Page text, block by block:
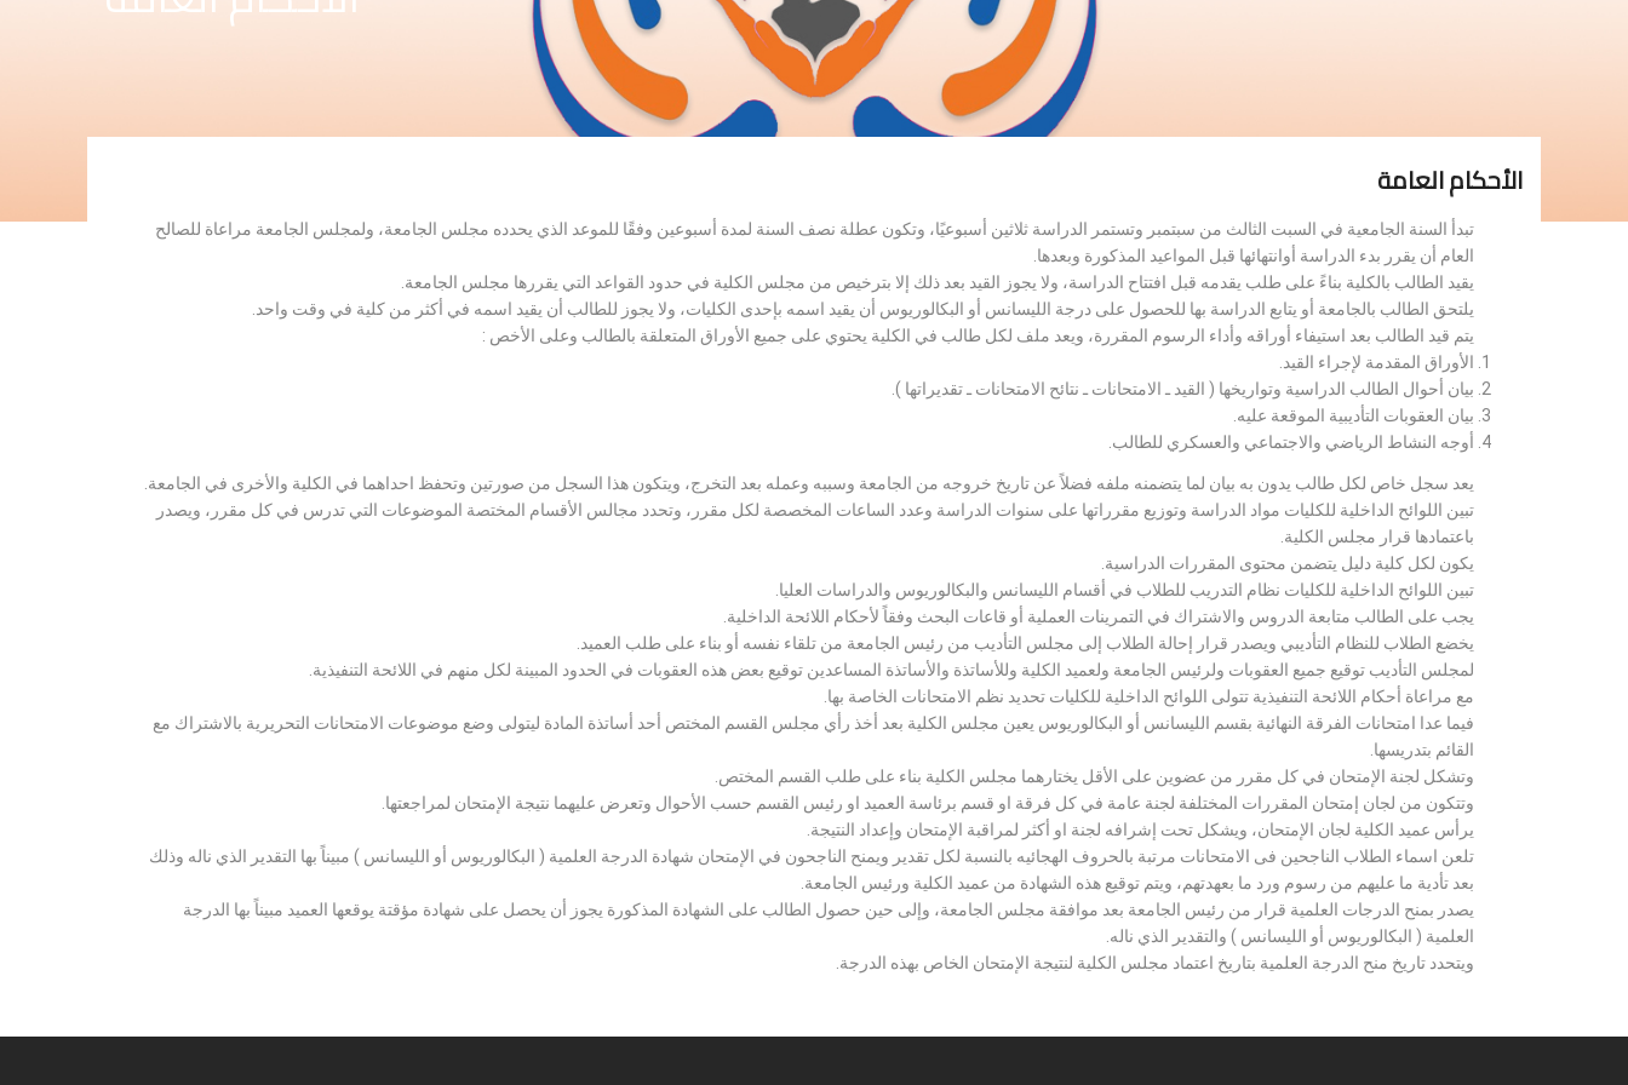
الأحكام العامة
تبدأ السنة الجامعية في السبت الثالث من سبتمبر وتستمر الدراسة ثلاثين أسبوعيًا، وتكون عطلة نصف السنة لمدة أسبوعين وفقًا للموعد الذي يحدده مجلس الجامعة، ولمجلس الجامعة مراعاة للصالح
العام أن يقرر بدء الدراسة أوانتهائها قبل المواعيد المذكورة وبعدها.
يقيد الطالب بالكلية بناءً على طلب يقدمه قبل افتتاح الدراسة، ولا يجوز القيد بعد ذلك إلا بترخيص من مجلس الكلية في حدود القواعد التي يقررها مجلس الجامعة.
يلتحق الطالب بالجامعة أو يتابع الدراسة بها للحصول على درجة الليسانس أو البكالوريوس أن يقيد اسمه بإحدى الكليات، ولا يجوز للطالب أن يقيد اسمه في أكثر من كلية في وقت واحد.
يتم قيد الطالب بعد استيفاء أوراقه وأداء الرسوم المقررة، ويعد ملف لكل طالب في الكلية يحتوي على جميع الأوراق المتعلقة بالطالب وعلى الأخص :
الأوراق المقدمة لإجراء القيد.
بيان أحوال الطالب الدراسية وتواريخها ( القيد ـ الامتحانات ـ نتائح الامتحانات ـ تقديراتها ).
بيان العقوبات التأديبية الموقعة عليه.
أوجه النشاط الرياضي والاجتماعي والعسكري للطالب.
يعد سجل خاص لكل طالب يدون به بيان لما يتضمنه ملفه فضلاً عن تاريخ خروجه من الجامعة وسببه وعمله بعد التخرج، ويتكون هذا السجل من صورتين وتحفظ احداهما في الكلية والأخرى في الجامعة.
تبين اللوائح الداخلية للكليات مواد الدراسة وتوزيع مقرراتها على سنوات الدراسة وعدد الساعات المخصصة لكل مقرر، وتحدد مجالس الأقسام المختصة الموضوعات التي تدرس في كل مقرر، ويصدر
باعتمادها قرار مجلس الكلية.
يكون لكل كلية دليل يتضمن محتوى المقررات الدراسية.
تبين اللوائح الداخلية للكليات نظام التدريب للطلاب في أقسام الليسانس والبكالوريوس والدراسات العليا.
يجب على الطالب متابعة الدروس والاشتراك في التمرينات العملية أو قاعات البحث وفقاً لأحكام اللائحة الداخلية.
يخضع الطلاب للنظام التأديبي ويصدر قرار إحالة الطلاب إلى مجلس التأديب من رئيس الجامعة من تلقاء نفسه أو بناء على طلب العميد.
لمجلس التأديب توقيع جميع العقوبات ولرئيس الجامعة ولعميد الكلية وللأساتذة والأساتذة المساعدين توقيع بعض هذه العقوبات في الحدود المبينة لكل منهم في اللائحة التنفيذية.
مع مراعاة أحكام اللائحة التنفيذية تتولى اللوائح الداخلية للكليات تحديد نظم الامتحانات الخاصة بها.
فيما عدا امتحانات الفرقة النهائية بقسم الليسانس أو البكالوريوس يعين مجلس الكلية بعد أخذ رأي مجلس القسم المختص أحد أساتذة المادة ليتولى وضع موضوعات الامتحانات التحريرية بالاشتراك مع
القائم بتدريسها.
وتشكل لجنة الإمتحان في كل مقرر من عضوين على الأقل يختارهما مجلس الكلية بناء على طلب القسم المختص.
وتتكون من لجان إمتحان المقررات المختلفة لجنة عامة في كل فرقة او قسم برئاسة العميد او رئيس القسم حسب الأحوال وتعرض عليهما نتيجة الإمتحان لمراجعتها.
يرأس عميد الكلية لجان الإمتحان، ويشكل تحت إشرافه لجنة او أكثر لمراقبة الإمتحان وإعداد النتيجة.
تلعن اسماء الطلاب الناجحين فى الامتحانات مرتبة بالحروف الهجائيه بالنسبة لكل تقدير ويمنح الناجحون في الإمتحان شهادة الدرجة العلمية ( البكالوريوس أو الليسانس ) مبيناً بها التقدير الذي ناله وذلك
بعد تأدية ما عليهم من رسوم ورد ما بعهدتهم، ويتم توقيع هذه الشهادة من عميد الكلية ورئيس الجامعة.
يصدر بمنح الدرجات العلمية قرار من رئيس الجامعة بعد موافقة مجلس الجامعة، وإلى حين حصول الطالب على الشهادة المذكورة يجوز أن يحصل على شهادة مؤقتة يوقعها العميد مبيناً بها الدرجة
العلمية ( البكالوريوس أو الليسانس ) والتقدير الذي ناله.
ويتحدد تاريخ منح الدرجة العلمية بتاريخ اعتماد مجلس الكلية لنتيجة الإمتحان الخاص بهذه الدرجة.